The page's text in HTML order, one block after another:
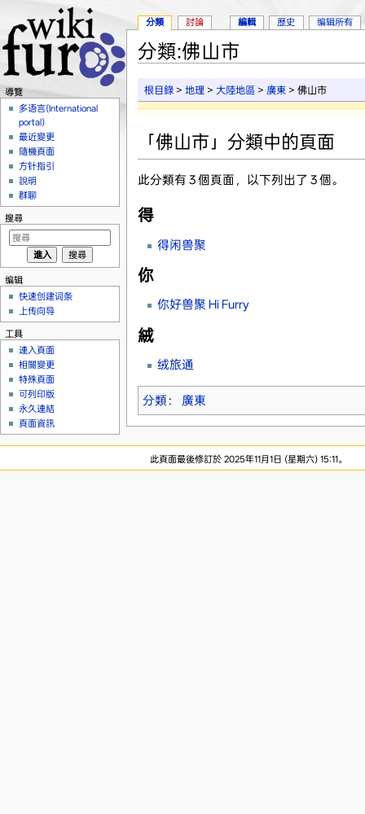
分類:佛山市
根目錄 >地理 >大陸地區 > 廣東 > 佛山市
「佛山市」分類中的頁面
此分類有 3 個頁面，以下列出了 3 個。
得
得闲兽聚
你
你好兽聚 Hi Furry
絨
绒旅通
分類 ： 廣東
分類 討論 編輯 歷史 编辑所有
導覽
多语言(International
portal)
最近變更
隨機頁面
方针指引
說明
群聊
搜尋
编辑
快速创建词条
上传向导
工具
連入頁面
相關變更
特殊頁面
可列印版
永久連結
頁面資訊
此頁面最後修訂於 2025年11月1日 (星期六) 15:11。